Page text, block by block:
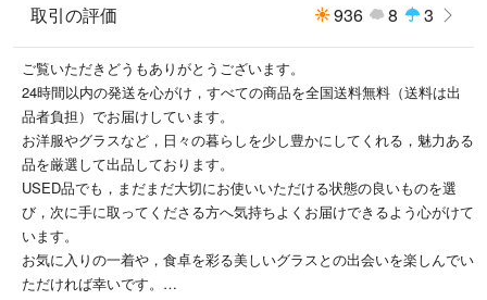
ストレッチ性があり，軽量かつ通気性に優れた春夏向け素材です。
■ 発送・その他
全国送料無料（出品者負担）です。
返品は可能ですが，購入者様都合による返品は送料のご負担をお願いいた
します。がございますので，ご購入前にご確認いただけますと幸いです。
tqe
取引の評価 936 8 3
ご覧いただきどうもありがとうございます。
24時間以内の発送を心がけ，すべての商品を全国送料無料（送料は出
品者負担）でお届けしています。
お洋服やグラスなど，日々の暮らしを少し豊かにしてくれる，魅力ある
品を厳選して出品しております。
USED品でも，まだまだ大切にお使いいただける状態の良いものを選
び，次に手に取ってくださる方へ気持ちよくお届けできるよう心がけて
います。
お気に入りの一着や，食卓を彩る美しいグラスとの出会いを楽しんでい
ただければ幸いです。